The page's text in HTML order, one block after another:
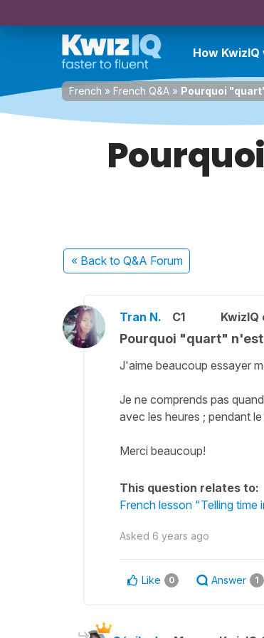
How
French » French Q&A » Pourquoi
« Back to Q&A Forum
Tran N. C1 KwizIQ
Pourquoi "quart"
J'aime beaucoup essayer
Je ne comprends pas
avec les heures ; pendant
Merci beaucoup!
This question relates to:
French lesson "Telling time
Asked 6 years ago
Like 0 Answer 1